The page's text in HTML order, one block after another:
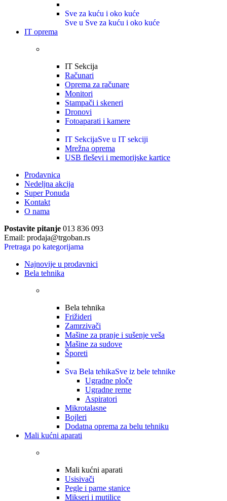
Sve za kuću i oko kuće
Sve u Sve za kuću i oko kuće
IT oprema
IT Sekcija
Računari
Oprema za računare
Monitori
Stampači i skeneri
Dronovi
Fotoaparati i kamere
IT SekcijaSve u IT sekciji
Mrežna oprema
USB fleševi i memorijske kartice
Prodavnica
Nedeljna akcija
Super Ponuda
Kontakt
O nama
Postavite pitanje 013 836 093
Email: prodaja@trgoban.rs
Pretraga po kategorijama
Najnovije u prodavnici
Bela tehnika
Bela tehnika
Frižideri
Zamrzivači
Mašine za pranje i sušenje veša
Mašine za sudove
Šporeti
Sva Bela tehikaSve iz bele tehnike
Ugradne ploče
Ugradne rerne
Aspiratori
Mikrotalasne
Bojleri
Dodatna oprema za belu tehniku
Mali kućni aparati
Mali kućni aparati
Usisivači
Pegle i parne stanice
Mikseri i mutilice